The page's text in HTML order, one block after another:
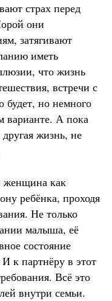
страх перед
они
затягивают
иметь
что жизнь
встречи с
будет, но немного
варианте. А пока
другая жизнь, не
женщина как
ребёнка, проходя
Не только
малыша, её
состояние
И к партнёру в этот
Всё это
внутри семьи.